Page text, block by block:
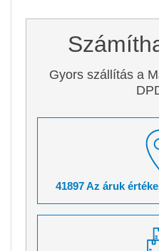
Gyors szállítás a
41897 Az áruk